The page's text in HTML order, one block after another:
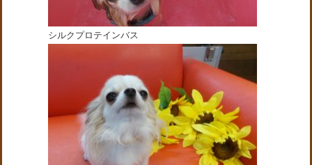
シルクプロテインバス